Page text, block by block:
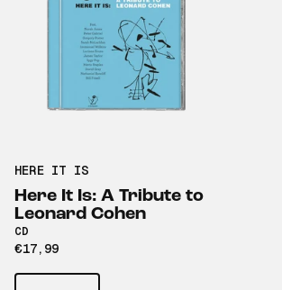
HERE IT IS
Here It Is: A Tribute to
Leonard Cohen
CD
€17,99